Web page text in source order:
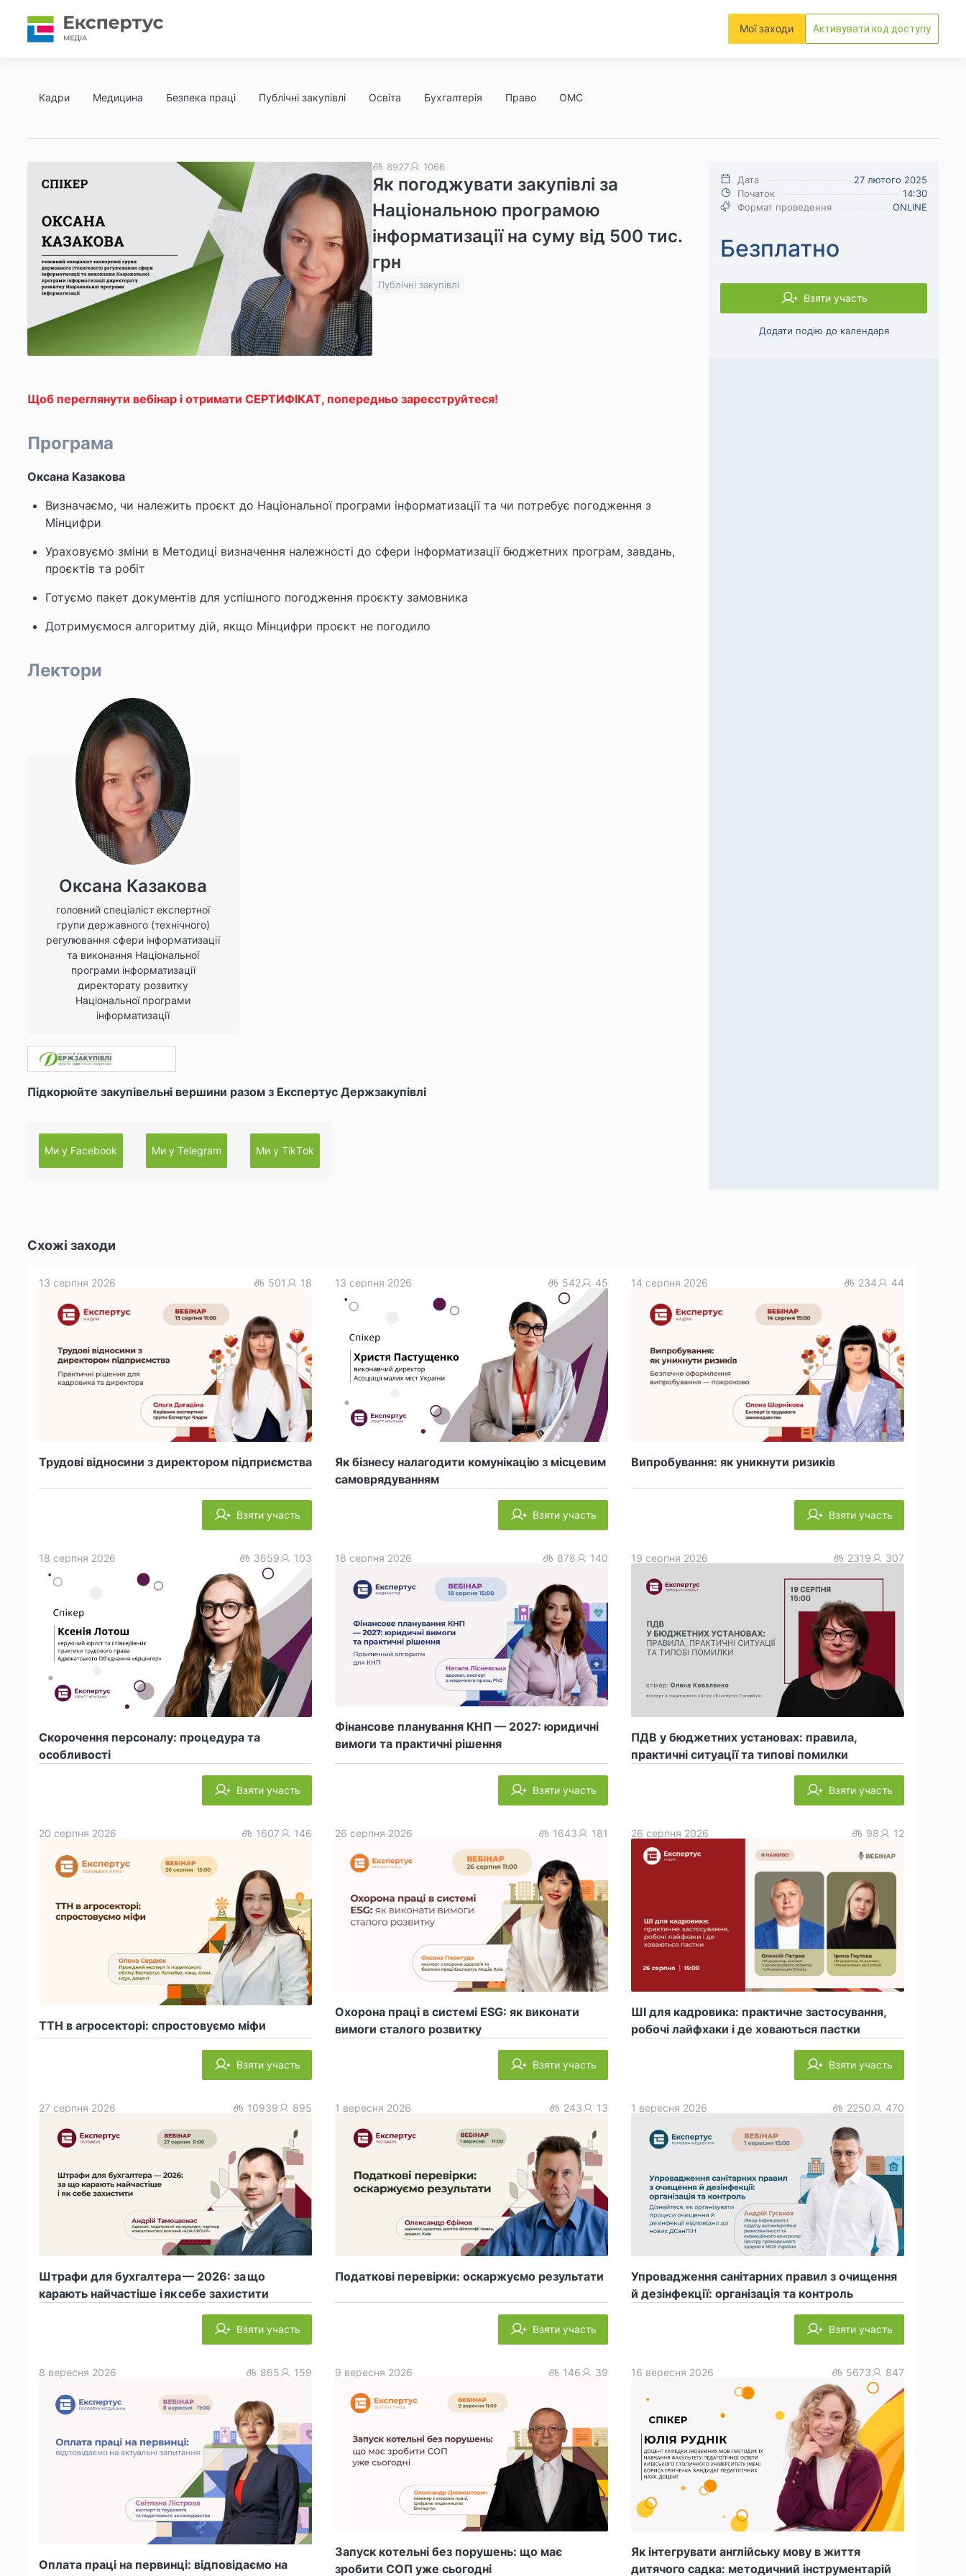
Мої заходи Активувати код доступу
Кадри Медицина Безпека праці Публічні закупівлі Освіта Бухгалтерія Право ОМС
Як погоджувати закупівлі за
Національною програмою
інформатизації на суму від 500 тис.
грн
8927 1066
Публічні закупівлі
Щоб переглянути вебінар і отримати СЕРТИФІКАТ, попередньо зареєструйтеся!
Програма
Оксана Казакова
Визначаємо, чи належить проєкт до Національної програми інформатизації та чи потребує погодження з
Мінцифри
Ураховуємо зміни в Методиці визначення належності до сфери інформатизації бюджетних програм, завдань,
проєктів та робіт
Готуємо пакет документів для успішного погодження проєкту замовника
Дотримуємося алгоритму дій, якщо Мінцифри проєкт не погодило
Лектори
Оксана Казакова
головний спеціаліст експертної
групи державного (технічного)
регулювання сфери інформатизації
та виконання Національної
програми інформатизації
директорату розвитку
Національної програми
інформатизації
Підкорюйте закупівельні вершини разом з Експертус Держзакупівлі
Ми у Facebook Ми у Telegram Ми у TikТok
Дата
27 лютого 2025
Початок
14:30
Формат проведення
ONLINE
Безплатно
Взяти участь
Додати подію до календаря
Схожі заходи
Трудові відносини з директором підприємства
13 серпня 2026 501 18
Взяти участь
Як бізнесу налагодити комунікацію з місцевим
самоврядуванням
13 серпня 2026 542 45
Взяти участь
Випробування: як уникнути ризиків
14 серпня 2026 234 44
Взяти участь
Скорочення персоналу: процедура та
особливості
18 серпня 2026 3659 103
Взяти участь
Фінансове планування КНП — 2027: юридичні
вимоги та практичні рішення
18 серпня 2026 878 140
Взяти участь
ПДВ у бюджетних установах: правила,
практичні ситуації та типові помилки
19 серпня 2026 2319 307
Взяти участь
ТТН в агросекторі: спростовуємо міфи
20 серпня 2026 1607 146
Взяти участь
Охорона праці в системі ESG: як виконати
вимоги сталого розвитку
26 серпня 2026 1643 181
Взяти участь
ШІ для кадровика: практичне застосування,
робочі лайфхаки і де ховаються пастки
26 серпня 2026 98 12
Взяти участь
Штрафи для бухгалтера — 2026: за що
карають найчастіше і як себе захистити
27 серпня 2026 10939 895
Взяти участь
Податкові перевірки: оскаржуємо результати
1 вересня 2026 243 13
Взяти участь
Упровадження санітарних правил з очищення
й дезінфекції: організація та контроль
1 вересня 2026 2250 470
Взяти участь
Оплата праці на первинці: відповідаємо на
8 вересня 2026 865 159
Запуск котельні без порушень: що має
зробити СОП уже сьогодні
9 вересня 2026 146 39
Як інтегрувати англійську мову в життя
дитячого садка: методичний інструментарій
16 вересня 2026 5673 847